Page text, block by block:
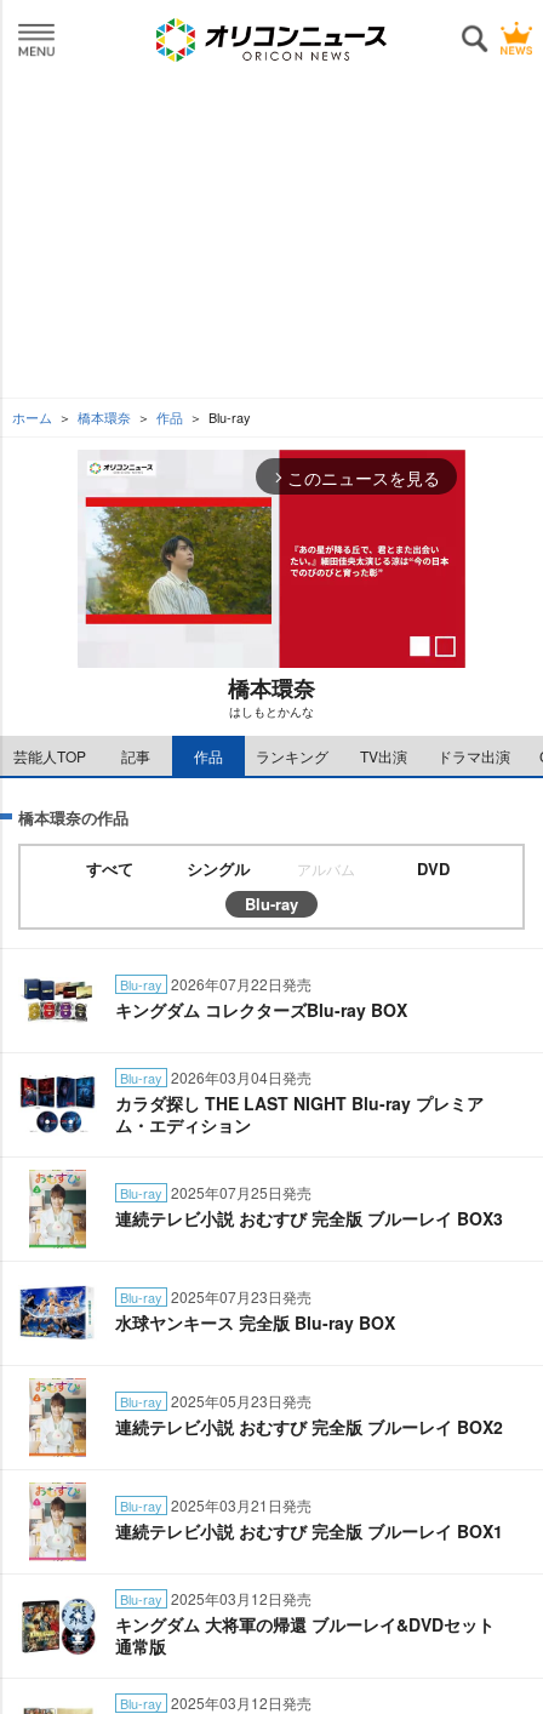
ホーム 橋本環奈 作品 Blu-ray
arrow_forward_ios このニュースを見る
M
u
t
橋本環奈
はしもとかんな
芸能人TOP 記事 作品 ランキング TV出演 ドラマ出演
橋本環奈の作品
すべて シングル アルバム
DVD
Blu-ray
Blu-ray 2026年07月22日発売
キングダム コレクターズBlu-ray BOX
Blu-ray 2026年03月04日発売
カラダ探し THE LAST NIGHT Blu-ray プレミア
ム・エディション
Blu-ray 2025年07月25日発売
連続テレビ小説 おむすび 完全版 ブルーレイ BOX3
Blu-ray 2025年07月23日発売
水球ヤンキース 完全版 Blu-ray BOX
Blu-ray 2025年05月23日発売
連続テレビ小説 おむすび 完全版 ブルーレイ BOX2
Blu-ray 2025年03月21日発売
連続テレビ小説 おむすび 完全版 ブルーレイ BOX1
Blu-ray 2025年03月12日発売
キングダム 大将軍の帰還 ブルーレイ&DVDセット
通常版
Blu-ray 2025年03月12日発売